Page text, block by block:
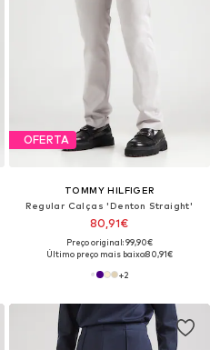
OFERTA
TOMMY HILFIGER
Regular Calças 'Denton Straight'
80,91€
Preço original: 99,90€
Último preço mais baixo:80,91€
+2